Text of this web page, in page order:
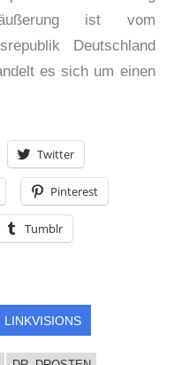
ist vom
Deutschland
es sich um einen
Twitter
Pinterest
Tumblr
LINKVISIONS